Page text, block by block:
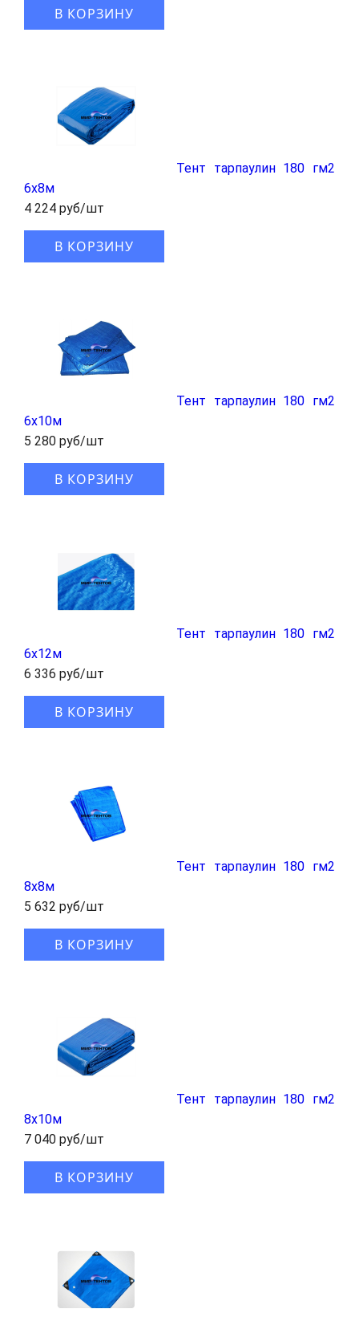
В КОРЗИНУ
Тент тарпаулин 180 гм2
6x8м
4 224 руб/шт
В КОРЗИНУ
Тент тарпаулин 180 гм2
6x10м
5 280 руб/шт
В КОРЗИНУ
Тент тарпаулин 180 гм2
6x12м
6 336 руб/шт
В КОРЗИНУ
Тент тарпаулин 180 гм2
8x8м
5 632 руб/шт
В КОРЗИНУ
Тент тарпаулин 180 гм2
8x10м
7 040 руб/шт
В КОРЗИНУ